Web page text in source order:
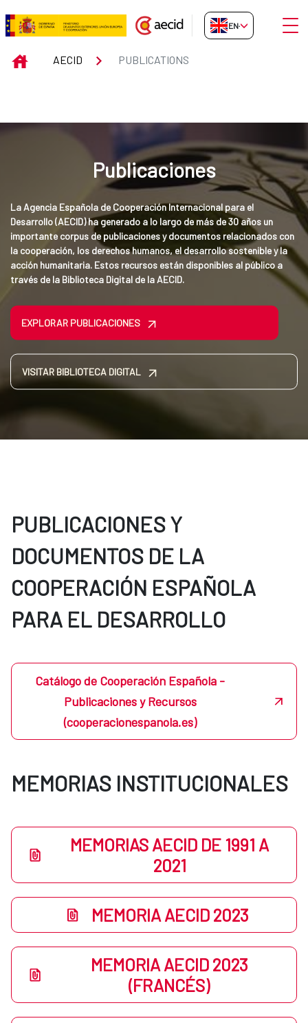
Skip to Main Content
Publications
EN-GB
INICIOAECID PUBLICATIONS
Publicaciones
La Agencia Española de Cooperación Internacional para el
Desarrollo (AECID) ha generado a lo largo de más de 30 años un
importante corpus de publicaciones y documentos relacionados con
la cooperación, los derechos humanos, el desarrollo sostenible y la
acción humanitaria. Estos recursos están disponibles al público a
través de la Biblioteca Digital de la AECID.
EXPLORAR PUBLICACIONES
VISITAR BIBLIOTECA DIGITAL
PUBLICACIONES Y
DOCUMENTOS DE LA
COOPERACIÓN ESPAÑOLA
PARA EL DESARROLLO
Catálogo de Cooperación Española -
Publicaciones y Recursos
(cooperacionespanola.es)
MEMORIAS INSTITUCIONALES
MEMORIAS AECID DE 1991 A
2021
MEMORIA AECID 2023
MEMORIA AECID 2023
(FRANCÉS)